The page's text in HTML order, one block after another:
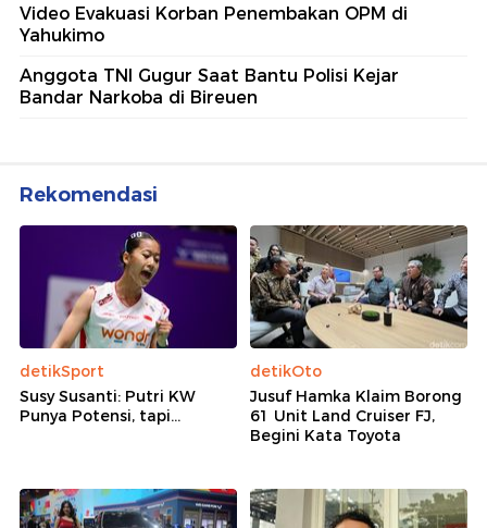
Video Evakuasi Korban Penembakan OPM di
Yahukimo
Anggota TNI Gugur Saat Bantu Polisi Kejar
Bandar Narkoba di Bireuen
Rekomendasi
detikSport
Susy Susanti: Putri KW
Punya Potensi, tapi...
detikOto
Jusuf Hamka Klaim Borong
61 Unit Land Cruiser FJ,
Begini Kata Toyota